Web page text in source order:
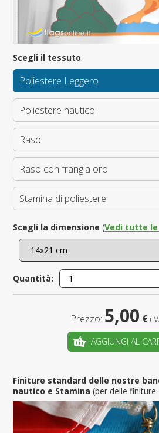
Scegli il tessuto:
Poliestere Leggero
Poliestere nautico
Raso
Raso con frangia oro
Stamina di poliestere
Scegli la dimensione (Vedi tutte
Quantità:
Prezzo: 5,00 €
AGGIUNGI AL
Finiture standard delle nostre
nautico e Stamina(per delle finiture